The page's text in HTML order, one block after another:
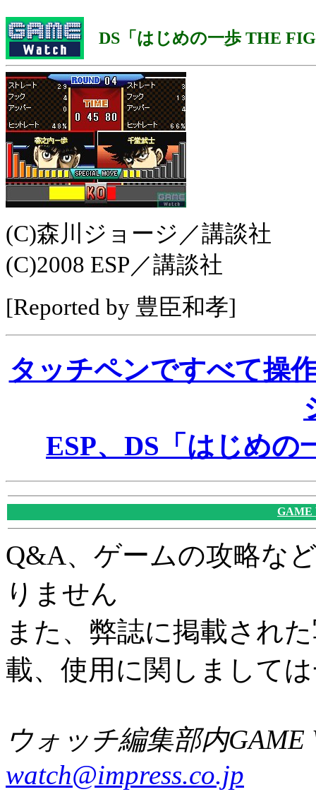
DS「はじめの一歩 THE
(C)森川ジョージ／講談社
(C)2008 ESP／講談社
[Reported by 豊臣和孝]
タッチペンですべて操
ESP、DS「はじめ
GAME
Q&A、ゲームの攻略な
りません
また、弊誌に掲載され
載、使用に関しまして
ウォッチ編集部内GAME
watch@impress.co.jp